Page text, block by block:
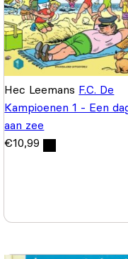
Hec Leemans F.C. De
Kampioenen 1 - Een
aan zee
€10,99